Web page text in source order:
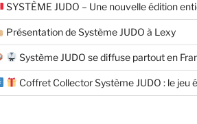
SYSTÈME JUDO – Une nouvelle édition
Présentation de Système JUDO à Lexy
Système JUDO se diffuse partout en
Coffret Collector Système JUDO : le jeu